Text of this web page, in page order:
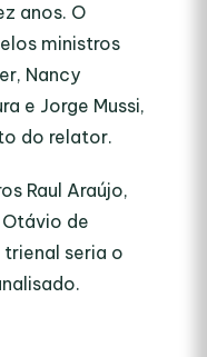
anos. O
ministros
Nancy
e Jorge Mussi,
do relator.
Raul Araújo,
de
trienal seria o